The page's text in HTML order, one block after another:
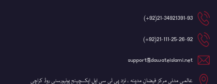
21-34921391-93(92+)
21-111-25-26-92(92+)
support@dawateislami.net
عالمی مدنی مرکز فیضان مدینہ ، نزد پی ٹی سی ایل ایکسچینج یونیورسٹی روڈ کراچی